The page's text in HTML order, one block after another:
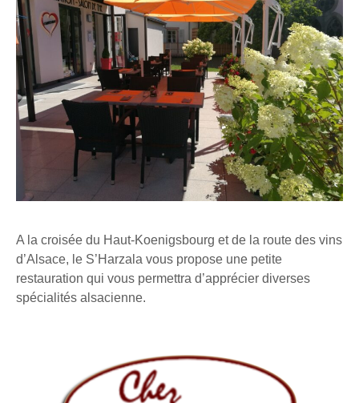
A la croisée du Haut-Koenigsbourg et de la route des vins
d’Alsace, le S’Harzala vous propose une petite
restauration qui vous permettra d’apprécier diverses
spécialités alsacienne.